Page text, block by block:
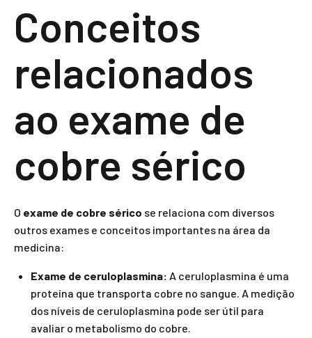
Conceitos
relacionados
ao exame de
cobre sérico
O exame de cobre sérico se relaciona com diversos
outros exames e conceitos importantes na área da
medicina:
Exame de ceruloplasmina: A ceruloplasmina é uma
proteína que transporta cobre no sangue. A medição
dos níveis de ceruloplasmina pode ser útil para
avaliar o metabolismo do cobre.